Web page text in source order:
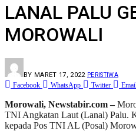
LANAL PALU
MOROWALI
BY MARET 17, 2022 PERISTIWA
Facebook WhatsApp Twitter
Morowali, Newstabir.com –
TNI Angkatan Laut (Lanal) Palu.
kepada Pos TNI AL (Posal)